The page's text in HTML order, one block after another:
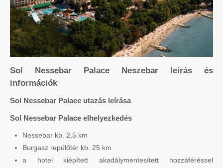
Sol Nessebar Palace Neszebar leírás és
információk
Sol Nessebar Palace utazás leírása
Sol Nessebar Palace elhelyezkedés
Nessebar kb. 2,5 km
Burgasz repülőtér kb. 25 km
a hotel kiépített akadálymentesített hozzáféréssel